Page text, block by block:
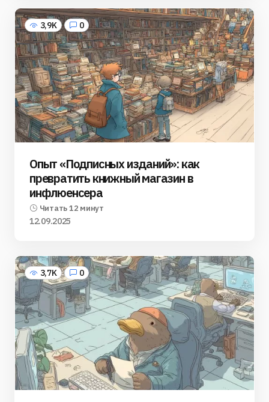
3,9K 0
Опыт «Подписных изданий»: как
превратить книжный магазин в
инфлюенсера
Читать 12 минут
12.09.2025
3,7K 0